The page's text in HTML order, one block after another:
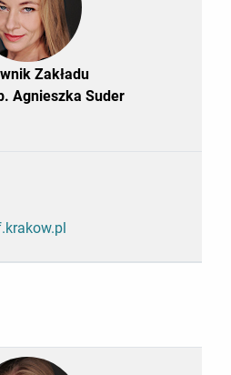
Zakładu
Agnieszka Suder